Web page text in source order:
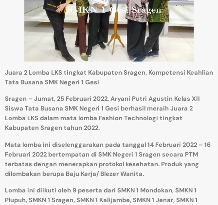
Juara 2 Lomba LKS tingkat Kabupaten Sragen, Kompetensi Keahlian
Tata Busana SMK Negeri 1 Gesi
Sragen – Jumat, 25 Februari 2022, Aryani Putri Agustin Kelas XII
Siswa Tata Busana SMK Negeri 1 Gesi berhasil meraih Juara 2
Lomba LKS dalam mata lomba Fashion Technologi tingkat
Kabupaten Sragen tahun 2022.
Mata lomba ini diselenggarakan pada tanggal 14 Februari 2022 – 16
Februari 2022 bertempatan di SMK Negeri 1 Sragen secara PTM
terbatas dengan menerapkan protokol kesehatan. Produk yang
dilombakan berupa Baju Kerja/ Blezer Wanita.
Lomba ini diikuti oleh 9 peserta dari SMKN 1 Mondokan, SMKN 1
Plupuh, SMKN 1 Sragen, SMKN 1 Kalijambe, SMKN 1 Jenar, SMKN 1